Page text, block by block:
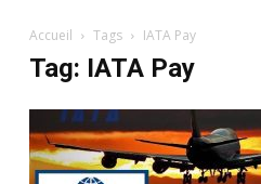
Accueil Tags IATA Pay
Tag: IATA Pay